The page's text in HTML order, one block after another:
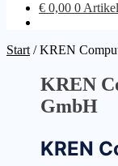
€ 0,00 0 Artikel
Start /KREN
KREN
GmbH
KREN